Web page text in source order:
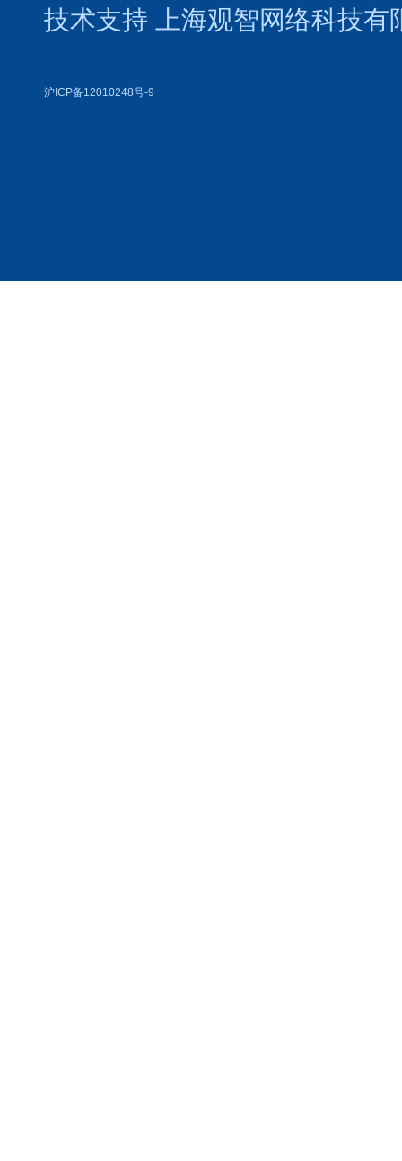
技术支持 上海观智网络科技有
沪ICP备12010248号-9